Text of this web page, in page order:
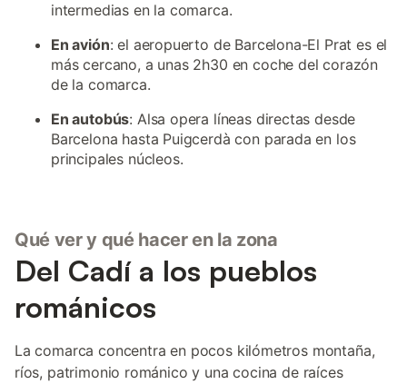
intermedias en la comarca.
En avión: el aeropuerto de Barcelona-El Prat es el
más cercano, a unas 2h30 en coche del corazón
de la comarca.
En autobús: Alsa opera líneas directas desde
Barcelona hasta Puigcerdà con parada en los
principales núcleos.
Qué ver y qué hacer en la zona
Del Cadí a los pueblos
románicos
La comarca concentra en pocos kilómetros montaña,
ríos, patrimonio románico y una cocina de raíces